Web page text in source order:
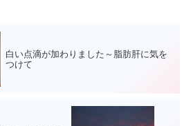
白い点滴が加わりました～脂肪肝に気を
つけて